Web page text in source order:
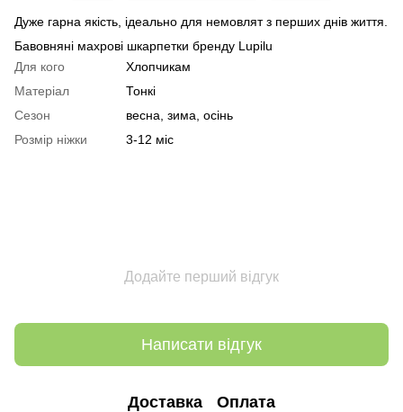
Дуже гарна якість, ідеально для немовлят з перших днів життя.
Бавовняні махрові шкарпетки бренду Lupilu
Для кого
Хлопчикам
Матеріал
Тонкі
Сезон
весна, зима, осінь
Розмір ніжки
3-12 міс
Додайте перший відгук
Написати відгук
Доставка Оплата